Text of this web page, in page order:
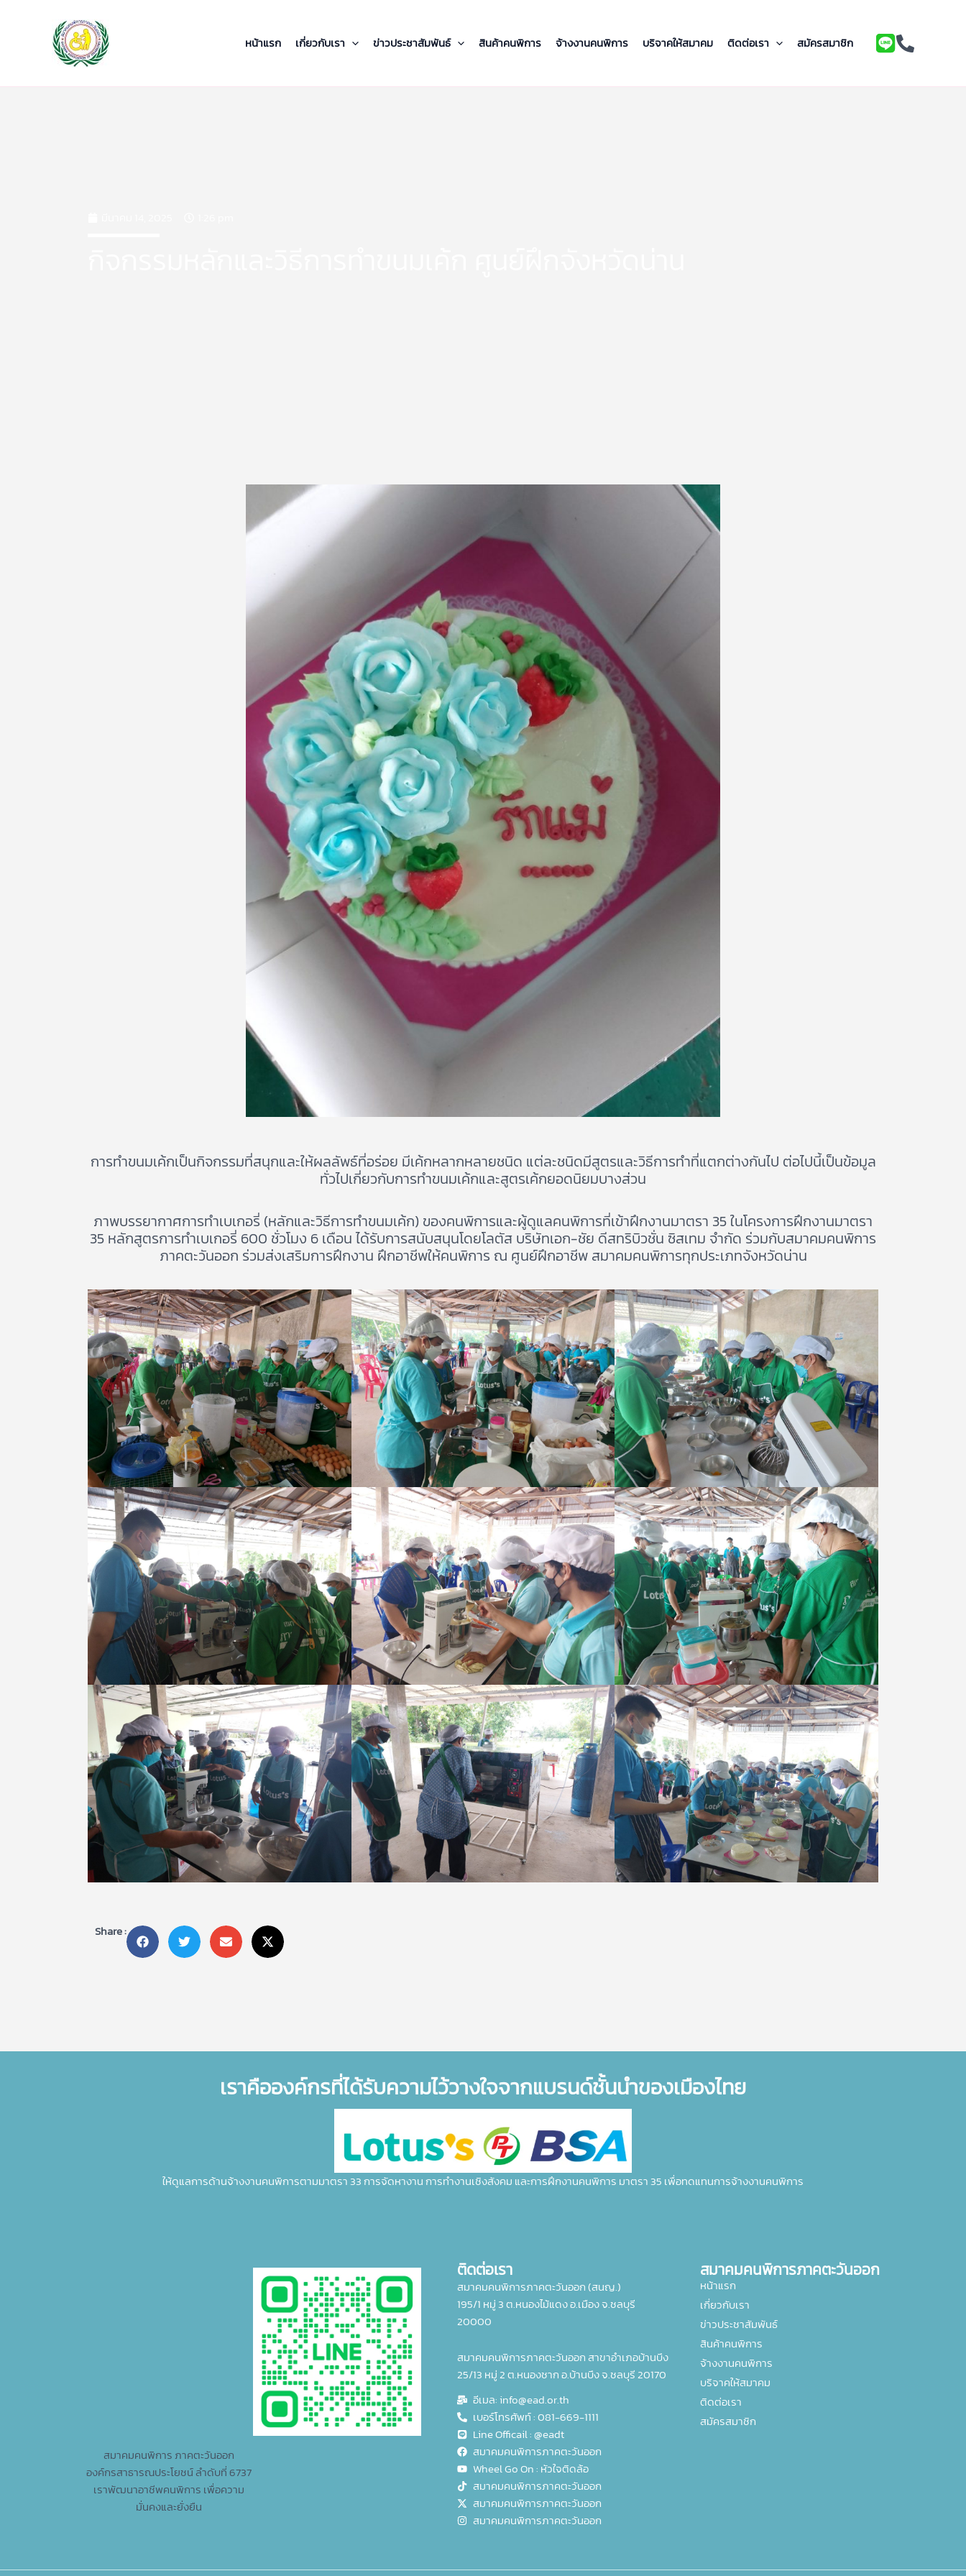
หน้าแรก เกี่ยวกับเรา ข่าวประชาสัมพันธ์ สินค้าคนพิการ จ้างงานคนพิการ บริจาคให้สมาคม ติดต่อเรา สมัครสมาชิก
การทำขนมเค้กเป็นกิจกรรมที่สนุกและให้ผลลัพธ์ที่อร่อย มีเค้กหลากหลายชนิด แต่ละชนิดมีสูตรและวิธีการทำที่แตกต่างกันไป ต่อไปนี้เป็นข้อมูล
ทั่วไปเกี่ยวกับการทำขนมเค้กและสูตรเค้กยอดนิยมบางส่วน
ภาพบรรยากาศการทำเบเกอรี่ (หลักและวิธีการทำขนมเค้ก) ของคนพิการและผู้ดูแลคนพิการที่เข้าฝึกงานมาตรา 35 ในโครงการฝึกงานมาตรา
35 หลักสูตรการทำเบเกอรี่ 600 ชั่วโมง 6 เดือน ได้รับการสนับสนุนโดยโลตัส บริษัทเอก-ชัย ดีสทริบิวชั่น ซิสเทม จำกัด ร่วมกับสมาคมคนพิการ
ภาคตะวันออก ร่วมส่งเสริมการฝึกงาน ฝึกอาชีพให้คนพิการ ณ ศูนย์ฝึกอาชีพ สมาคมคนพิการทุกประเภทจังหวัดน่าน
Share :
เราคือองค์กรที่ได้รับความไว้วางใจจากแบรนด์ชั้นนำของเมืองไทย
ให้ดูแลการด้านจ้างงานคนพิการตามมาตรา 33 การจัดหางาน การทำงานเชิงสังคม และการฝึกงานคนพิการ มาตรา 35 เพื่อทดแทนการจ้างงานคนพิการ
สมาคมคนพิการ ภาคตะวันออก
องค์กรสาธารณประโยชน์ ลำดับที่ 6737
เราพัฒนาอาชีพคนพิการ เพื่อความ
มั่นคงและยั่งยืน
ติดต่อเรา
สมาคมคนพิการภาคตะวันออก (สนญ.)
195/1 หมู่ 3 ต.หนองไม้แดง อ.เมือง จ.ชลบุรี
20000
สมาคมคนพิการภาคตะวันออก สาขาอำเภอบ้านบึง
25/13 หมู่ 2 ต.หนองชาก อ.บ้านบึง จ.ชลบุรี 20170
อีเมล: info@ead.or.th
เบอร์โทรศัพท์ : 081-669-1111
Line Officail : @eadt
สมาคมคนพิการภาคตะวันออก
Wheel Go On : หัวใจติดล้อ
สมาคมคนพิการภาคตะวันออก
สมาคมคนพิการภาคตะวันออก
สมาคมคนพิการภาคตะวันออก
สมาคมคนพิการภาคตะวันออก
หน้าแรก
เกี่ยวกับเรา
ข่าวประชาสัมพันธ์
สินค้าคนพิการ
จ้างงานคนพิการ
บริจาคให้สมาคม
ติดต่อเรา
สมัครสมาชิก